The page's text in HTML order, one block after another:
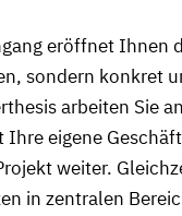
eröffnet Ihnen
sondern konkret
arbeiten Sie
Ihre eigene
weiter.
in zentralen